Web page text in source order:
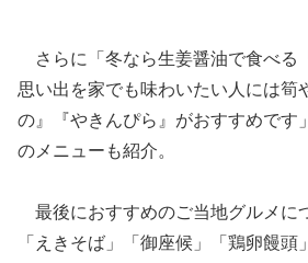
さらに「冬なら生姜醤油で食べる
思い出を家でも味わいたい人には筍
の』『やきんぴら』がおすすめです
のメニューも紹介。
最後におすすめのご当地グルメに
「えきそば」「御座候」「鶏卵饅頭